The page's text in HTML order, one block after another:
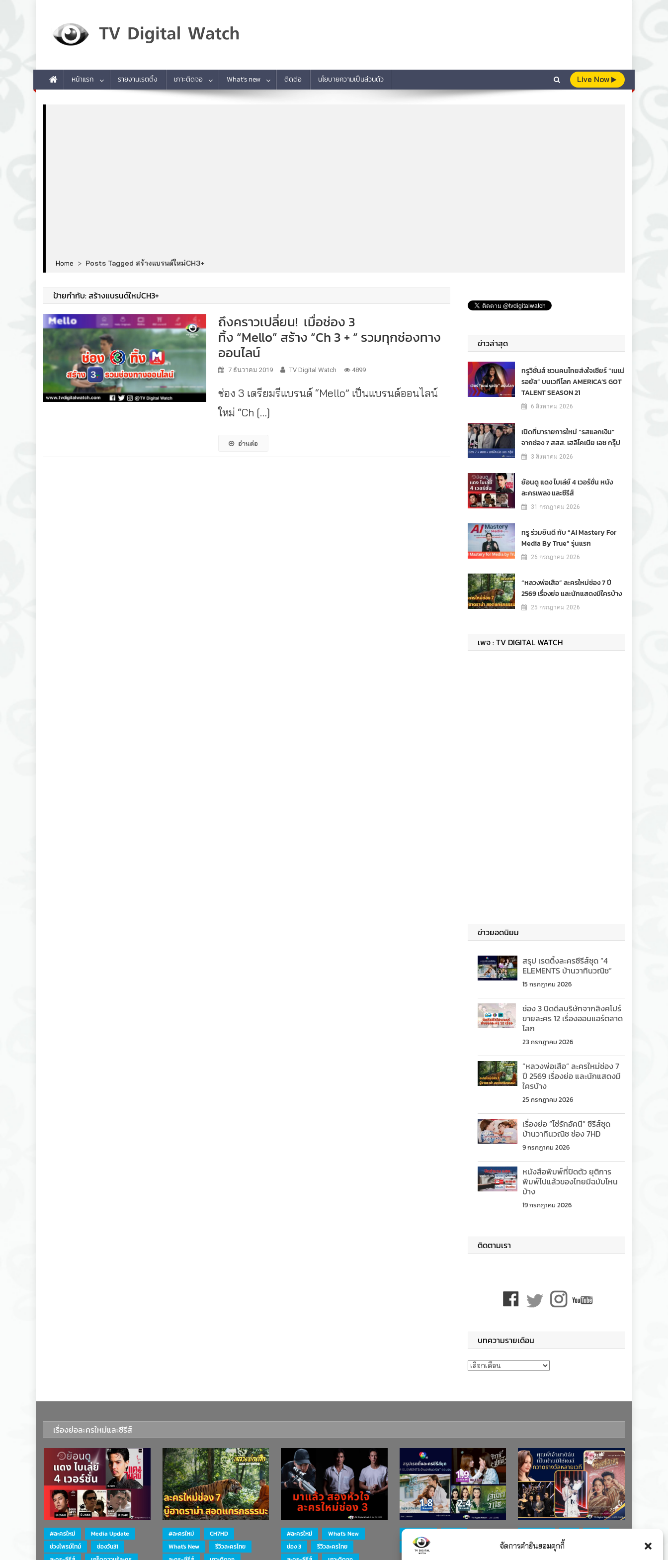
จัดการคำยินยอมคุกกี้
หน้าแรก รายงานเรตติ้ง เกาะติดจอ What’s new ติดต่อ นโยบายความเป็นส่วนตัว Live Now
Home > Posts Tagged สร้างแบรนด์ใหม่CH3+
ป้ายกำกับ:สร้างแบรนด์ใหม่CH3+
ถึงคราวเปลี่ยน! เมื่อช่อง 3
ทิ้ง “Mello” สร้าง “Ch 3 + “ รวมทุกช่องทาง
ออนไลน์
7 ธันวาคม 2019 TV Digital Watch 4899
ช่อง 3 เตรียมรีแบรนด์ “Mello” เป็นแบรนด์ออนไลน์
ใหม่ “Ch […]
อ่านต่อ
ข่าวล่าสุด
ทรูวิชั่นส์ ชวนคนไทยส่งใจเชียร์ “เนเน่
รอยัล” บนเวทีโลก AMERICA’S GOT
TALENT SEASON 21
6 สิงหาคม 2026
เปิดที่มารายการใหม่ “รสแลกเงิน”
จากช่อง 7 สสส. เฮลิโคเนีย เอช กรุ๊ป
3 สิงหาคม 2026
ย้อนดู แดง ไบเล่ย์ 4 เวอร์ชั่น หนัง
ละครเพลง และซีรีส์
31 กรกฎาคม 2026
ทรู ร่วมยินดี กับ “AI Mastery For
Media By True” รุ่นแรก
26 กรกฎาคม 2026
“หลวงพ่อเสือ” ละครใหม่ช่อง 7 ปี
2569 เรื่องย่อ และนักแสดงมีใครบ้าง
25 กรกฎาคม 2026
เพจ : TV DIGITAL WATCH
ข่าวยอดนิยม
สรุป เรตติ้งละครซีรีส์ชุด “4
ELEMENTS บ้านวาทินวณิช”
15 กรกฎาคม 2026
ช่อง 3 ปิดดีลบริษัทจากสิงคโปร์
ขายละคร 12 เรื่องออนแอร์ตลาด
โลก
23 กรกฎาคม 2026
“หลวงพ่อเสือ” ละครใหม่ช่อง 7
ปี 2569 เรื่องย่อ และนักแสดงมี
ใครบ้าง
25 กรกฎาคม 2026
เรื่องย่อ “โซ่รักอัคนี” ซีรีส์ชุด
บ้านวาทินวณิช ช่อง 7HD
9 กรกฎาคม 2026
หนังสือพิมพ์ที่ปิดตัว ยุติการ
พิมพ์ไปแล้วของไทยมีฉบับไหน
บ้าง
19 กรกฎาคม 2026
ติดตามเรา
บทความรายเดือน
บทความรายเดือน
เรื่องย่อละครใหม่และซีรีส์
#ละครใหม่
Media Update
ช่วงไพรม์ไทม์
ช่องวัน31
#ละครใหม่
CH7HD
What's New
รีวิวละครไทย
#ละครใหม่
What's New
ช่อง 3
รีวิวละครไทย
ละคร-ซีรีส์
รางวัล
ละคร-ซีรีส์